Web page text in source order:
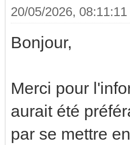
20/05/2026, 08:11:11
Bonjour,
Merci pour
aurait été
par se mettre